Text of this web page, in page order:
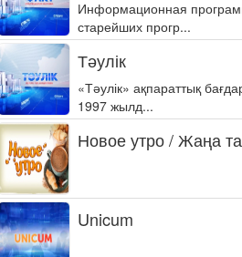
Информационная
старейших прогр...
Тәулік
«Тәулік» ақпараттық
1997 жылд...
Новое утро / Жаңа
Unicum